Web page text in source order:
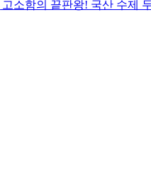
소함의 끝판왕! 국산 수제